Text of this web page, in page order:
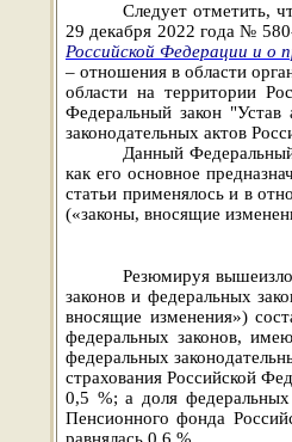
Следует отметить,
29 декабря 2022 года №
Российской Федерации и о
– отношения в области
области на территории
Федеральный закон "Устав
законодательных актов
Данный
как его основное
статьи применялось и в
(«законы, вносящие
Резюмируя
законов и федеральных
вносящие изменения»)
федеральных законов,
федеральных
страхования Российской
0,5 %; а доля
Пенсионного фонда